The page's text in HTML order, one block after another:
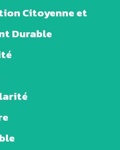
Citoyenne et
Durable